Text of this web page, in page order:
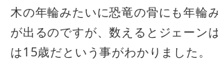
木の年輪みたいに恐竜の骨にも年輪
が出るのですが、数えるとジェーン
は15歳だという事がわかりました。